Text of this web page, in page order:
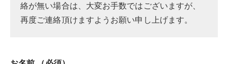
絡が無い場合は、大変お手数ではございますが、
再度ご連絡頂けますようお願い申し上げます。